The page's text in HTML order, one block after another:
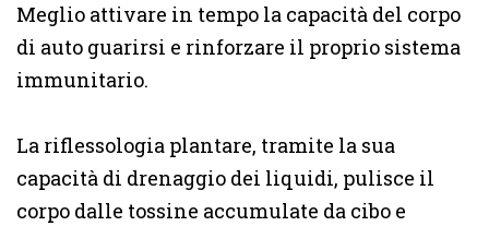
Meglio attivare in tempo la capacità del corpo
di auto guarirsi e rinforzare il proprio sistema
immunitario.
La riflessologia plantare, tramite la sua
capacità di drenaggio dei liquidi, pulisce il
corpo dalle tossine accumulate da cibo e